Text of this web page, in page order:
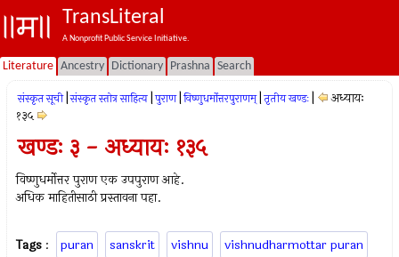
TransLiteral
A Nonprofit Public Service Initiative.
Literature Ancestry Dictionary Prashna Search
संस्कृत सूची संस्कृत स्तोत्र साहित्य पुराण विष्णुधर्मोत्तरपुराणम् तृतीय खण्डः
अध्यायः
१३५
खण्डः ३ - अध्यायः १३५
विष्णुधर्मोत्तर पुराण एक उपपुराण आहे.
अधिक माहितीसाठी प्रस्तावना पहा.
Tags : puran sanskrit vishnu
vishnudharmottar puran